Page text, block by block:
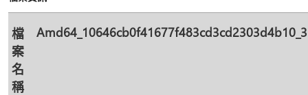
檔
案
名
稱